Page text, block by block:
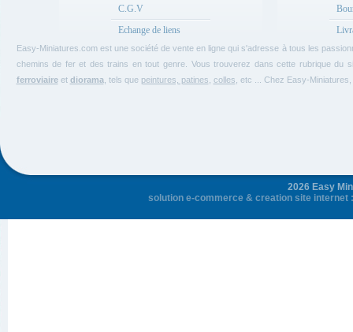
C.G.V
Echange de liens
Easy-Miniatures.com est une société de vente en ligne qui s'adresse à tous les
chemins de fer et des trains en tout genre. Vous trouverez dans cette rubrique du
ferroviaireet diorama, tels que peintures, patines colles , etc ... Chez Easy-
2026 Easy
solution e-commerce & creation site internet